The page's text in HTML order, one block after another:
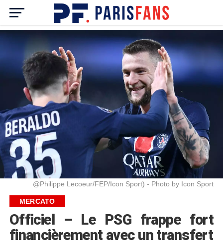
@Philippe Lecoeur/FEP/Icon Sport) - Photo by Icon Sport
MERCATO
Officiel – Le PSG frappe fort
financièrement avec un transfert